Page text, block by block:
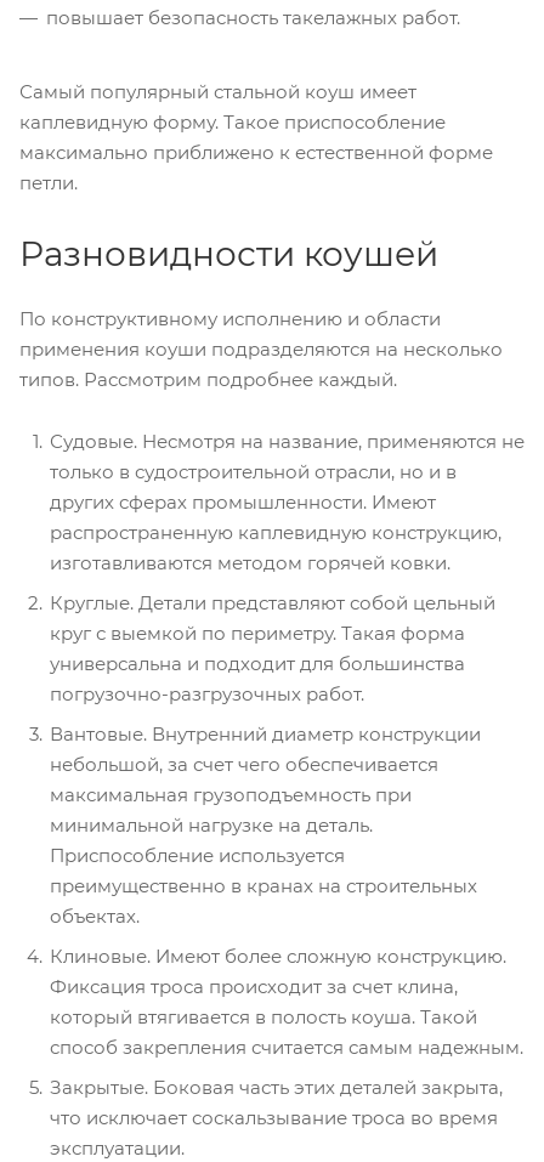
повышает безопасность такелажных работ.
Самый популярный стальной коуш имеет
каплевидную форму. Такое приспособление
максимально приближено к естественной форме
петли.
Разновидности коушей
По конструктивному исполнению и области
применения коуши подразделяются на несколько
типов. Рассмотрим подробнее каждый.
Судовые. Несмотря на название, применяются не
только в судостроительной отрасли, но и в
других сферах промышленности. Имеют
распространенную каплевидную конструкцию,
изготавливаются методом горячей ковки.
Круглые. Детали представляют собой цельный
круг с выемкой по периметру. Такая форма
универсальна и подходит для большинства
погрузочно-разгрузочных работ.
Вантовые. Внутренний диаметр конструкции
небольшой, за счет чего обеспечивается
максимальная грузоподъемность при
минимальной нагрузке на деталь.
Приспособление используется
преимущественно в кранах на строительных
объектах.
Клиновые. Имеют более сложную конструкцию.
Фиксация троса происходит за счет клина,
который втягивается в полость коуша. Такой
способ закрепления считается самым надежным.
Закрытые. Боковая часть этих деталей закрыта,
что исключает соскальзывание троса во время
эксплуатации.